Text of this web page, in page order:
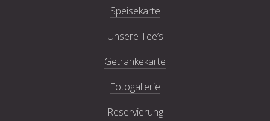
Speisekarte
Unsere Tee’s
Getränkekarte
Fotogallerie
Reservierung